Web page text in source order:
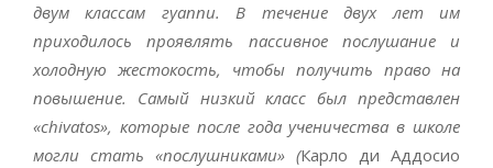
двум классам гуаппи. В течение двух лет им
приходилось проявлять пассивное послушание и
холодную жестокость, чтобы получить право на
повышение. Самый низкий класс был представлен
«chivatos», которые после года ученичества в школе
могли стать «послушниками» (Карло ди Аддосио